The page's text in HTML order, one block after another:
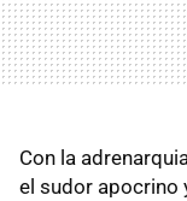
Con la
el sudor apocrino